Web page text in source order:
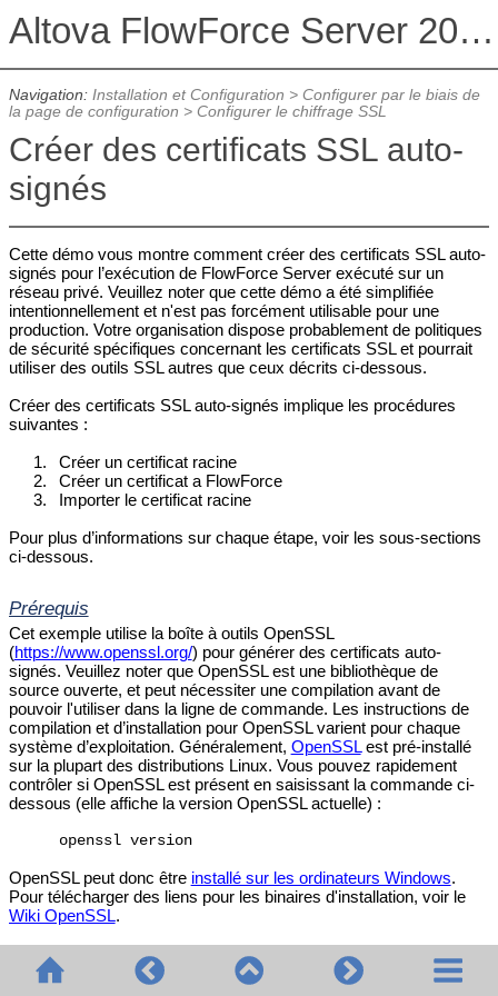
Altova FlowForce Server 2026 Advanced Edition
Navigation: Installation et Configuration > Configurer par le biais de
la page de configuration > Configurer le chiffrage SSL
Créer des certificats SSL auto-
signés
Cette démo vous montre comment créer des certificats SSL auto-
signés pour l’exécution de FlowForce Server exécuté sur un
réseau privé. Veuillez noter que cette démo a été simplifiée
intentionnellement et n'est pas forcément utilisable pour une
production. Votre organisation dispose probablement de politiques
de sécurité spécifiques concernant les certificats SSL et pourrait
utiliser des outils SSL autres que ceux décrits ci-dessous.
Créer des certificats SSL auto-signés implique les procédures
suivantes :
1.
Créer un certificat racine
2.
Créer un certificat a FlowForce
3.
Importer le certificat racine
Pour plus d’informations sur chaque étape, voir les sous-sections
ci-dessous.
Prérequis
Cet exemple utilise la boîte à outils OpenSSL
(https://www.openssl.org/) pour générer des certificats auto-
signés. Veuillez noter que OpenSSL est une bibliothèque de
source ouverte, et peut nécessiter une compilation avant de
pouvoir l'utiliser dans la ligne de commande. Les instructions de
compilation et d’installation pour OpenSSL varient pour chaque
système d’exploitation. Généralement, OpenSSLest pré-installé
sur la plupart des distributions Linux. Vous pouvez rapidement
contrôler si OpenSSL est présent en saisissant la commande ci-
dessous (elle affiche la version OpenSSL actuelle) :
openssl version
OpenSSL peut donc être installé sur les ordinateurs Windows.
Pour télécharger des liens pour les binaires d'installation, voir le
Wiki OpenSSL.